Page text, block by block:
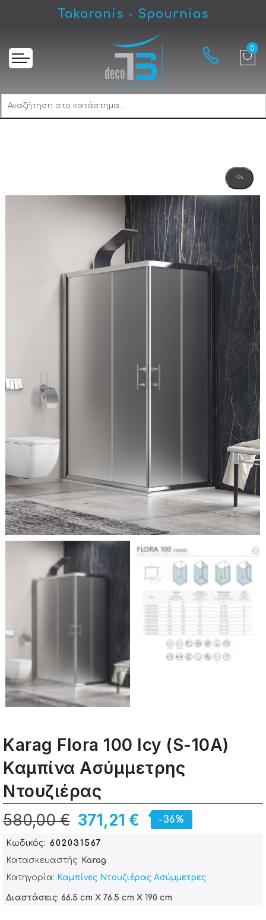
Takaronis - Spournias
Karag Flora 100 Icy (S-10A) Καμπίνα Ασύμμετρης Ντουζιέρας
Karag Flora 100 Icy (S-10A)
Καμπίνα Ασύμμετρης
Ντουζιέρας
371,21 €
580,00 € -36%
Κωδικός
602031567
Κατασκευαστής: Karag
Κατηγορία: Καμπίνες Ντουζιέρας Ασύμμετρες
Διαστάσεις: 66.5 cm X 76.5 cm X 190 cm